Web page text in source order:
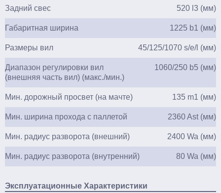
Задний свес 520 l3 (мм)
Габаритная ширина 1225 b1 (мм)
Размеры вил 45/125/1070 s/e/l (мм)
Диапазон регулировки вил
(внешняя часть вил) (макс./мин.)
1060/250 b5 (мм)
Мин. дорожный просвет (на мачте) 135 m1 (мм)
Мин. ширина прохода с паллетой 2360 Ast (мм)
Мин. радиус разворота (внешний) 2400 Wa (мм)
Мин. радиус разворота (внутренний) 80 Wa (мм)
Эксплуатационные Характеристики